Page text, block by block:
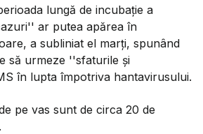
lungă de incubație a
ar putea apărea în
a subliniat el marți, spunând
să urmeze ''sfaturile și
în lupta împotriva hantavirusului.
pe vas sunt de circa 20 de